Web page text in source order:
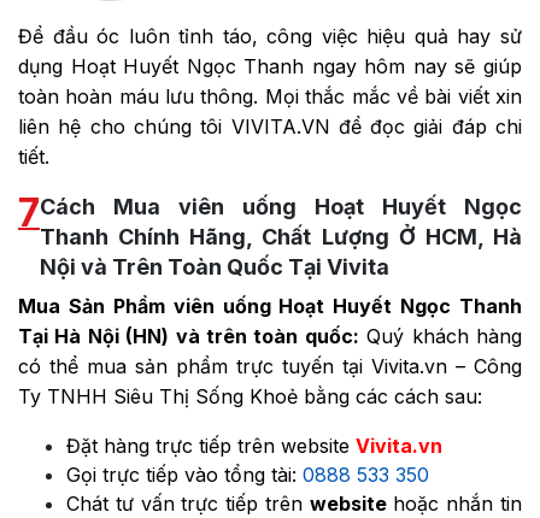
Để đầu óc luôn tỉnh táo, công việc hiệu quả hay sử
dụng Hoạt Huyết Ngọc Thanh ngay hôm nay sẽ giúp
toàn hoàn máu lưu thông. Mọi thắc mắc về bài viết xin
liên hệ cho chúng tôi VIVITA.VN để đọc giải đáp chi
tiết.
7Cách Mua viên uống Hoạt Huyết Ngọc
Thanh Chính Hãng, Chất Lượng Ở HCM, Hà
Nội và Trên Toàn Quốc Tại Vivita
Mua Sản Phẩm viên uống Hoạt Huyết Ngọc Thanh
Tại Hà Nội (HN) và trên toàn quốc: Quý khách hàng
có thể mua sản phẩm trực tuyến tại Vivita.vn – Công
Ty TNHH Siêu Thị Sống Khoẻ bằng các cách sau:
Đặt hàng trực tiếp trên website Vivita.vn
Gọi trực tiếp vào tổng tài: 0888 533 350
Chát tư vấn trực tiếp trên websitehoặc nhắn tin